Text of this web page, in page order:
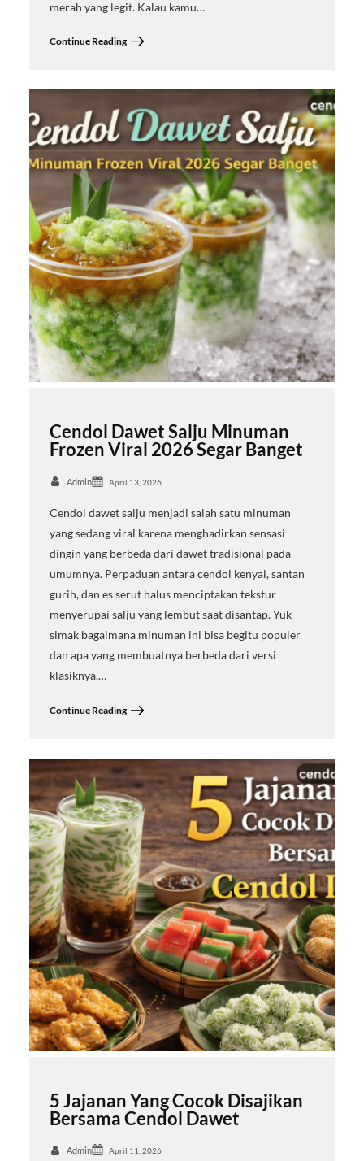
merah yang legit. Kalau kamu…
Continue Reading
Cendol Dawet Salju Minuman
Frozen Viral 2026 Segar Banget
Admin April 13, 2026
Cendol dawet salju menjadi salah satu minuman
yang sedang viral karena menghadirkan sensasi
dingin yang berbeda dari dawet tradisional pada
umumnya. Perpaduan antara cendol kenyal, santan
gurih, dan es serut halus menciptakan tekstur
menyerupai salju yang lembut saat disantap. Yuk
simak bagaimana minuman ini bisa begitu populer
dan apa yang membuatnya berbeda dari versi
klasiknya.…
Continue Reading
5 Jajanan Yang Cocok Disajikan
Bersama Cendol Dawet
Admin April 11, 2026